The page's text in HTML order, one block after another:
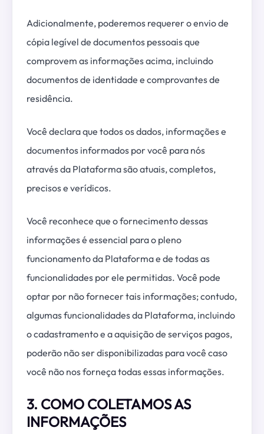
Adicionalmente, poderemos requerer o envio de
cópia legível de documentos pessoais que
comprovem as informações acima, incluindo
documentos de identidade e comprovantes de
residência.
Você declara que todos os dados, informações e
documentos informados por você para nós
através da Plataforma são atuais, completos,
precisos e verídicos.
Você reconhece que o fornecimento dessas
informações é essencial para o pleno
funcionamento da Plataforma e de todas as
funcionalidades por ele permitidas. Você pode
optar por não fornecer tais informações; contudo,
algumas funcionalidades da Plataforma, incluindo
o cadastramento e a aquisição de serviços pagos,
poderão não ser disponibilizadas para você caso
você não nos forneça todas essas informações.
3. COMO COLETAMOS AS
INFORMAÇÕES